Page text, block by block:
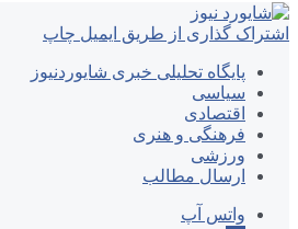
اشتراک گذاری از طریق ایمیل چاپ
پایگاه تحلیلی خبری شایوردنیوز
سیاسی
اقتصادی
فرهنگی و هنری
ورزشی
ارسال مطالب
واتس آپ